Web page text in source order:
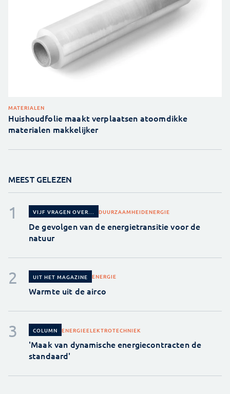
MATERIALEN
Huishoudfolie maakt verplaatsen atoomdikke
materialen makkelijker
MEEST GELEZEN
VIJF VRAGEN OVER... DUURZAAMHEIDENERGIE
De gevolgen van de energietransitie voor de
natuur
UIT HET MAGAZINE ENERGIE
Warmte uit de airco
COLUMN ENERGIEELEKTROTECHNIEK
'Maak van dynamische energiecontracten de
standaard'